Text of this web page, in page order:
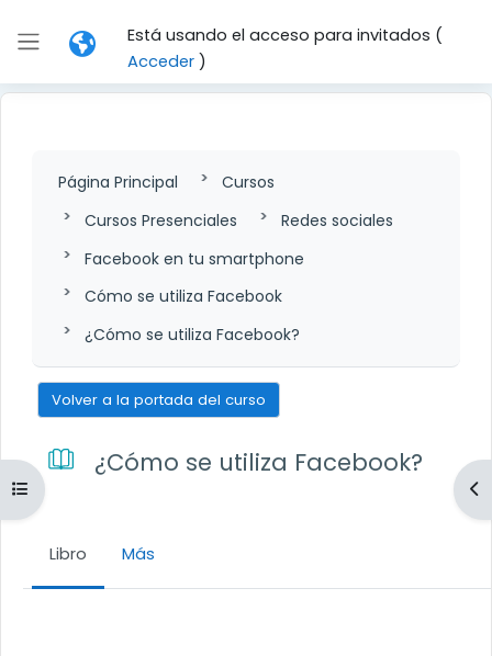
Panel lateral
Está usando el acceso para invitados (
Acceder)
Abrir índice del curso
Página Principal
Cursos
Cursos Presenciales
Redes sociales
Facebook en tu smartphone
Cómo se utiliza Facebook
¿Cómo se utiliza Facebook?
Volver a la portada del curso
¿Cómo se utiliza Facebook?
Libro Más